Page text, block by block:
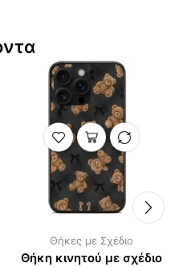
Θήκες με Σχέδιο
Θήκη κινητού με σχέδιο